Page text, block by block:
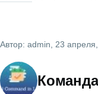
Автор: admin , 23